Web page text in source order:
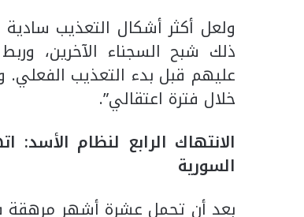
ولعل أكثر أشكال التعذيب
ذلك شبح السجناء الآخرين، وربط
عليهم قبل بدء التعذيب الفعلي.
خلال فترة اعتقالي”.
الانتهاك الرابع لنظام الأسد:
السورية